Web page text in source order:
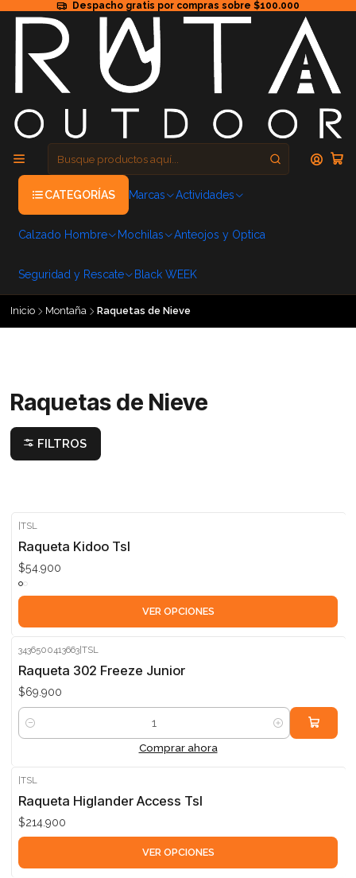
Despacho gratis por compras sobre $100.000
CATEGORÍAS Marcas Actividades
Calzado Hombre Mochilas Anteojos y Optica
Seguridad y Rescate Black WEEK
Inicio Montaña Raquetas de Nieve
Raquetas de Nieve
FILTROS
|TSL
Raqueta Kidoo Tsl
$54.900
VER OPCIONES
3436500413663|TSL
Raqueta 302 Freeze Junior
$69.900
Cantidad
Comprar ahora
|TSL
Raqueta Higlander Access Tsl
$214.900
VER OPCIONES